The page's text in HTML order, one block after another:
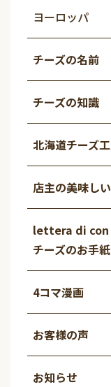
ヨーロッパ
チーズの名前
チーズの知識
北海道チーズ
店主の美味し
lettera di
チーズのお手紙
4コマ漫画
お客様の声
お知らせ